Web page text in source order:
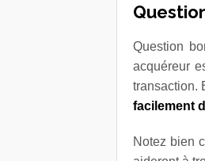
Question
acquéreur
transaction.
facilement
Notez bien